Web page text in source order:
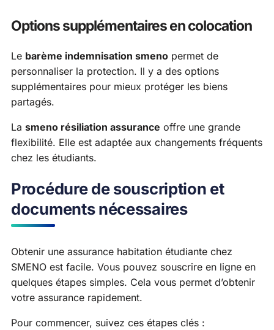
Options supplémentaires en colocation
Le barème indemnisation smeno permet de
personnaliser la protection. Il y a des options
supplémentaires pour mieux protéger les biens
partagés.
La smeno résiliation assurance offre une grande
flexibilité. Elle est adaptée aux changements fréquents
chez les étudiants.
Procédure de souscription et
documents nécessaires
Obtenir une assurance habitation étudiante chez
SMENO est facile. Vous pouvez souscrire en ligne en
quelques étapes simples. Cela vous permet d’obtenir
votre assurance rapidement.
Pour commencer, suivez ces étapes clés :